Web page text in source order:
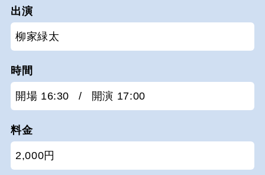
出演
柳家緑太
時間
開場 16:30 / 開演 17:00
料金
2,000円